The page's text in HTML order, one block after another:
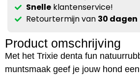
Snelleklantenservice!
Retourtermijn van 30 dagen
Product omschrijving
Met het Trixie denta fun
muntsmaak geef je jouw hond